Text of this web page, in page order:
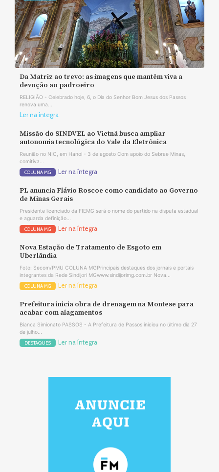
Da Matriz ao trevo: as imagens que mantêm viva a
devoção ao padroeiro
RELIGIÃO - Celebrado hoje, 6, o Dia do Senhor Bom Jesus dos Passos
renova uma...
Ler na íntegra
Missão do SINDVEL ao Vietnã busca ampliar
autonomia tecnológica do Vale da Eletrônica
Reunião no NIC, em Hanoi - 3 de agosto Com apoio do Sebrae Minas,
comitiva...
COLUNA MG Ler na íntegra
PL anuncia Flávio Roscoe como candidato ao Governo
de Minas Gerais
Presidente licenciado da FIEMG será o nome do partido na disputa estadual
e aguarda definição...
COLUNA MG Ler na íntegra
Nova Estação de Tratamento de Esgoto em
Uberlândia
Foto: Secom/PMU COLUNA MGPrincipais destaques dos jornais e portais
integrantes da Rede Sindijori MGwww.sindijorimg.com.br Nova...
COLUNA MG Ler na íntegra
Prefeitura inicia obra de drenagem na Montese para
acabar com alagamentos
Bianca Simionato PASSOS - A Prefeitura de Passos iniciou no último dia 27
de julho...
DESTAQUES Ler na íntegra